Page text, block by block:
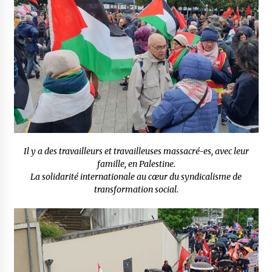
Il y a des travailleurs et travailleuses massacré-es, avec leur
famille, en Palestine.
La solidarité internationale au cœur du syndicalisme de
transformation social.